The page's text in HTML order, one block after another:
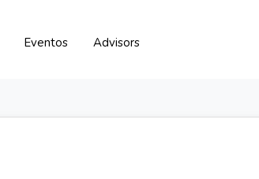
Eventos Advisors